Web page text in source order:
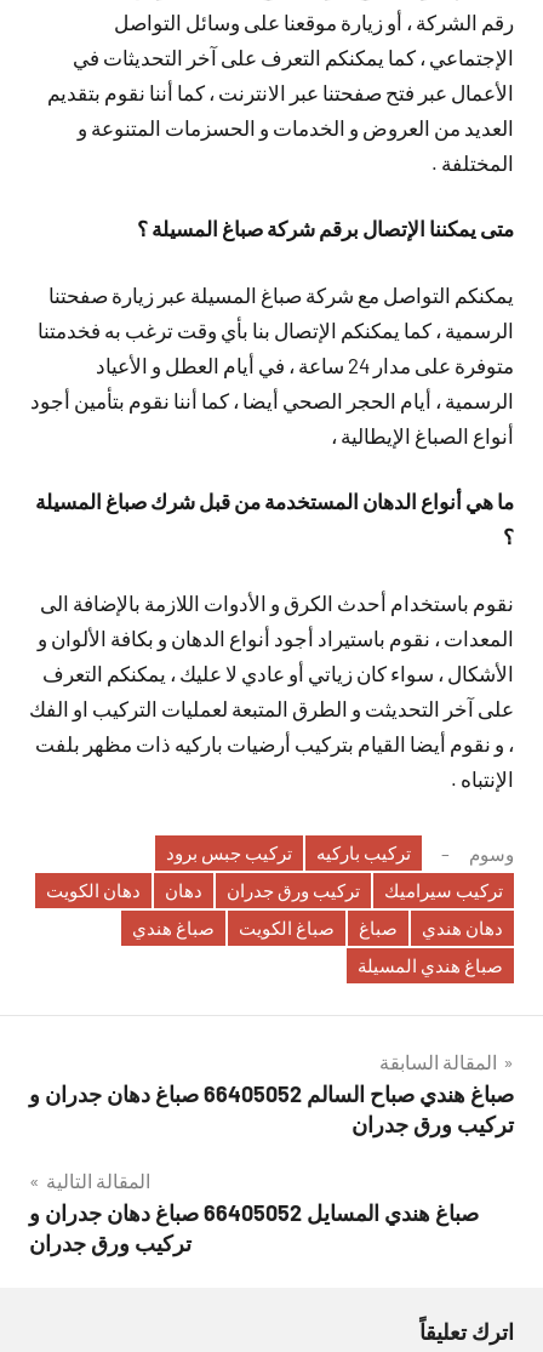
رقم الشركة ، أو زيارة موقعنا على وسائل التواصل
الإجتماعي ، كما يمكنكم التعرف على آخر التحديثات في
الأعمال عبر فتح صفحتنا عبر الانترنت ، كما أننا نقوم بتقديم
العديد من العروض و الخدمات و الحسزمات المتنوعة و
المختلفة .
متى يمكننا الإتصال برقم شركة صباغ المسيلة ؟
يمكنكم التواصل مع شركة صباغ المسيلة عبر زيارة صفحتنا
الرسمية ، كما يمكنكم الإتصال بنا بأي وقت ترغب به فخدمتنا
متوفرة على مدار 24 ساعة ، في أيام العطل و الأعياد
الرسمية ، أيام الحجر الصحي أيضا ، كما أننا نقوم بتأمين أجود
أنواع الصباغ الإيطالية ،
ما هي أنواع الدهان المستخدمة من قبل شرك صباغ المسيلة
؟
نقوم باستخدام أحدث الكرق و الأدوات اللازمة بالإضافة الى
المعدات ، نقوم باستيراد أجود أنواع الدهان و بكافة الألوان و
الأشكال ، سواء كان زياتي أو عادي لا عليك ، يمكنكم التعرف
على آخر التحديثت و الطرق المتبعة لعمليات التركيب او الفك
، و نقوم أيضا القيام بتركيب أرضيات باركيه ذات مظهر بلفت
الإنتباه .
وسوم تركيب باركيه
تركيب جبس برود
تركيب سيراميك
تركيب ورق جدران دهان
دهان الكويت
دهان هندي
صباغ صباغ الكويت
صباغ هندي
صباغ هندي المسيلة
تصفّح
المقالات
المقالة السابقة
صباغ هندي صباح السالم 66405052 صباغ دهان جدران و
تركيب ورق جدران
المقالة التالية
صباغ هندي المسايل 66405052 صباغ دهان جدران و
تركيب ورق جدران
اترك تعليقاً